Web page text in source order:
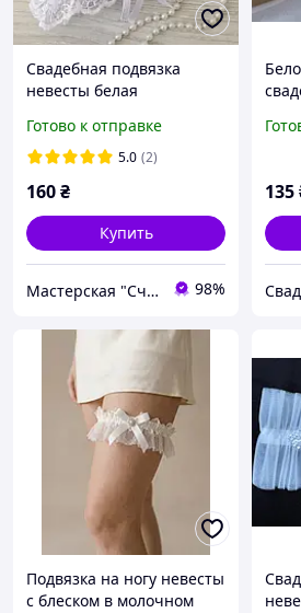
Свадебная подвязка
невесты белая
Готово к отправке
5.0 (2)
160₴
Купить
Мастерская "Счастливы вместе" 98%
135
Подвязка на ногу невесты
с блеском в молочном